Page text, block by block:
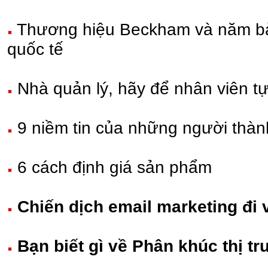
Thương hiệu Beckham và năm
quốc tế
Nhà quản lý, hãy để nhân viên tự
9 niềm tin của những người
6 cách định giá sản phẩm
Chiến dịch email marketing đi
Bạn biết gì về Phân khúc thị